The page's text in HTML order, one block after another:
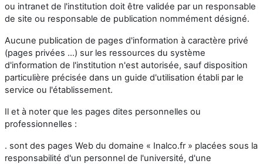
ou intranet de l'institution doit être validée par un responsable
de site ou responsable de publication nommément désigné.
Aucune publication de pages d'information à caractère privé
(pages privées ...) sur les ressources du système
d'information de l'institution n'est autorisée, sauf disposition
particulière précisée dans un guide d'utilisation établi par le
service ou l'établissement.
Il et à noter que les pages dites personnelles ou
professionnelles :
. sont des pages Web du domaine « Inalco.fr » placées sous la
responsabilité d'un personnel de l'université, d'une